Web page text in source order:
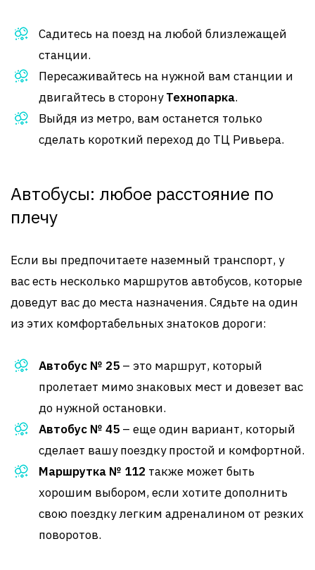
Садитесь на поезд на любой близлежащей
станции.
Пересаживайтесь на нужной вам станции и
двигайтесь в сторонуТехнопарка.
Выйдя из метро, вам останется только
сделать короткий переход до ТЦ Ривьера.
Автобусы: любое расстояние по
плечу
Если вы предпочитаете наземный транспорт, у
вас есть несколько маршрутов автобусов, которые
доведут вас до места назначения. Сядьте на один
из этих комфортабельных знатоков дороги:
Автобус № 25 – это маршрут, который
пролетает мимо знаковых мест и довезет вас
до нужной остановки.
Автобус № 45 – еще один вариант, который
сделает вашу поездку простой и комфортной.
Маршрутка № 112 также может быть
хорошим выбором, если хотите дополнить
свою поездку легким адреналином от резких
поворотов.